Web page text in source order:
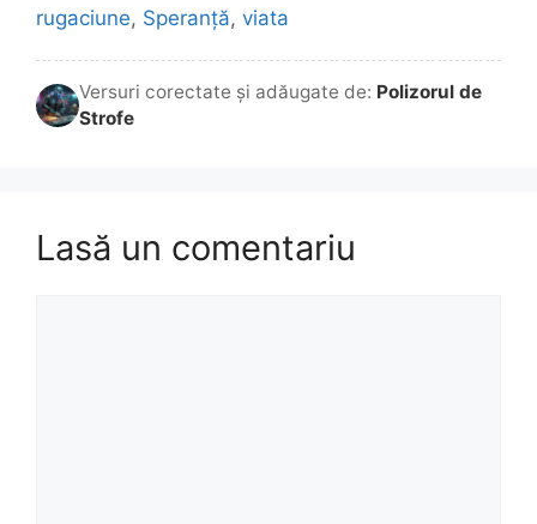
rugaciune, Speranță, viata
Versuri corectate și adăugate de: Polizorul de
Strofe
Lasă un comentariu